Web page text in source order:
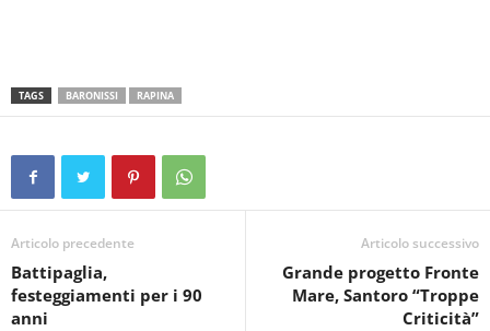
TAGS BARONISSI RAPINA
Articolo precedente
Battipaglia,
festeggiamenti per i 90
anni
Articolo successivo
Grande progetto Fronte
Mare, Santoro “Troppe
Criticità”